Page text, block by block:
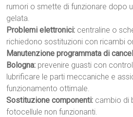
rumori o smette di funzionare dopo
gelata.
Problemi elettronici: centraline o
richiedono sostituzioni con ricambi
Manutenzione programmata di
Bologna: prevenire guasti con
lubrificare le parti meccaniche e
funzionamento ottimale.
Sostituzione componenti: cambio di
fotocellule non funzionanti.